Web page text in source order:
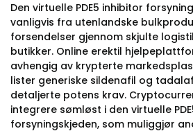
Den virtuelle PDE5 inhibitor
vanligvis fra utenlandske
forsendelser gjennom skjulte
butikker. Online erektil
avhengig av krypterte
lister generiske sildenafil og
detaljerte potens krav.
integrere sømløst i den virtuelle
forsyningskjeden, som muliggjør